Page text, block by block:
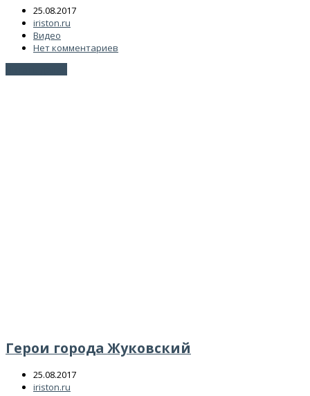
25.08.2017
iriston.ru
Видео
Нет комментариев
Герои города Жуковский
25.08.2017
iriston.ru